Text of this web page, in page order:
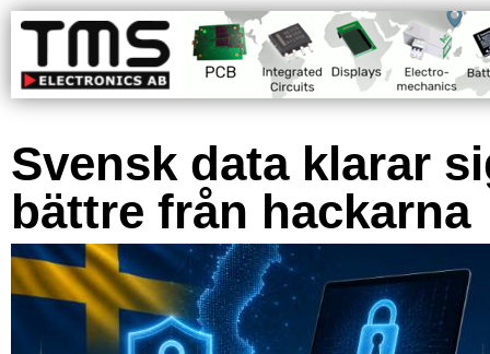
Svensk data klarar
bättre från hackarna